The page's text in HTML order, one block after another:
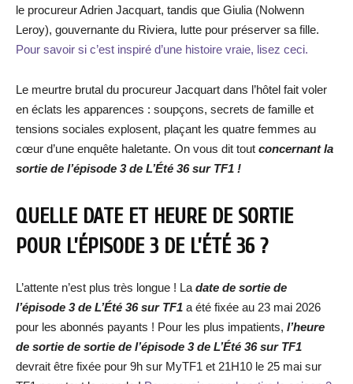
le procureur Adrien Jacquart, tandis que Giulia (Nolwenn
Leroy), gouvernante du Riviera, lutte pour préserver sa fille.
Pour savoir si c’est inspiré d’une histoire vraie, lisez ceci.
Le meurtre brutal du procureur Jacquart dans l’hôtel fait voler
en éclats les apparences : soupçons, secrets de famille et
tensions sociales explosent, plaçant les quatre femmes au
cœur d’une enquête haletante. On vous dit tout concernant la
sortie de l’épisode 3 de L’Été 36 sur TF1 !
QUELLE DATE ET HEURE DE SORTIE
POUR L’ÉPISODE 3 DE L’ÉTÉ 36 ?
L’attente n’est plus très longue ! La date de sortie de
l’épisode 3 de L’Été 36 sur TF1 a été fixée au 23 mai 2026
pour les abonnés payants ! Pour les plus impatients, l’heure
de sortie de sortie de l’épisode 3 de L’Été 36 sur TF1
devrait être fixée pour 9h sur MyTF1 et 21H10 le 25 mai sur